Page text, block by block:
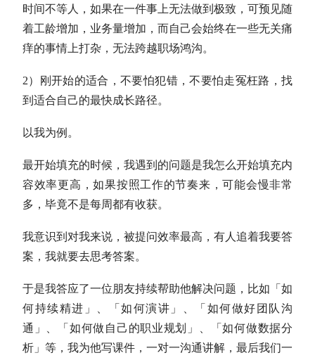
时间不等人，如果在一件事上无法做到极致，可预见随
着工龄增加，业务量增加，而自己会始终在一些无关痛
痒的事情上打杂，无法跨越职场鸿沟。
2）刚开始的适合，不要怕犯错，不要怕走冤枉路，找
到适合自己的最快成长路径。
以我为例。
最开始填充的时候，我遇到的问题是我怎么开始填充内
容效率更高，如果按照工作的节奏来，可能会慢非常
多，毕竟不是每周都有收获。
我意识到对我来说，被提问效率最高，有人追着我要答
案，我就要去思考答案。
于是我答应了一位朋友持续帮助他解决问题，比如「如
何持续精进」、「如何演讲」、「如何做好团队沟
通」、「如何做自己的职业规划」、「如何做数据分
析」等，我为他写课件，一对一沟通讲解，最后我们一